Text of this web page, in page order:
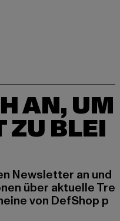
EUR
AN, UM
ZU BLEI
Newsletter an und
über aktuelle Tre
von DefShop p